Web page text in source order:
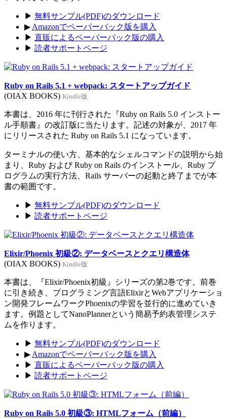
▶ 無料サンプル(PDF)のダウンロード
▶ Amazonでペーパーバック版を購入
▶ 直販によるペーパーバック版の購入
▶ 読者サポートページ
Ruby on Rails 5.1 + webpack: スタートアップガイド
(OIAX BOOKS) Kindle版
本書は、2016 年に刊行された『Ruby on Rails 5.0 インストー
ル手順書』の改訂版に当たります。記述の対象が、2017 年
にリリースされた Ruby on Rails 5.1 になっています。
ターミナルの使い方、基本的なシェルコマンドの説明から始
まり、Ruby および Ruby on Rails のインストール、Ruby プ
ログラムの実行方法、Rails サーバーの起動と終了までが本
書の範囲です。
▶ 無料サンプル(PDF)のダウンロード
▶ 読者サポートページ
Elixir/Phoenix 初級②: データベースとクエリ構造体
(OIAX BOOKS) Kindle版
本書は、『Elixir/Phoenix初級』シリーズの第2巻です。前巻
に引き続き、プログラミング言語ElixirとWebアプリケーショ
ン開発フレームワークPhoenixの学習を並行的に進めていき
ます。例題としてNanoPlannerという簡易予約表管理システ
ムを作ります。
▶ 無料サンプル(PDF)のダウンロード
▶ Amazonでペーパーバック版を購入
▶ 直販によるペーパーバック版の購入
▶ 読者サポートページ
Ruby on Rails 5.0 初級③: HTMLフォーム（前編）